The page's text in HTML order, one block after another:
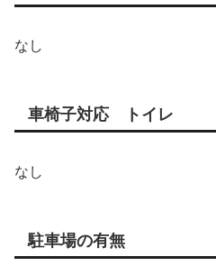
なし
車椅子対応 トイレ
なし
駐車場の有無